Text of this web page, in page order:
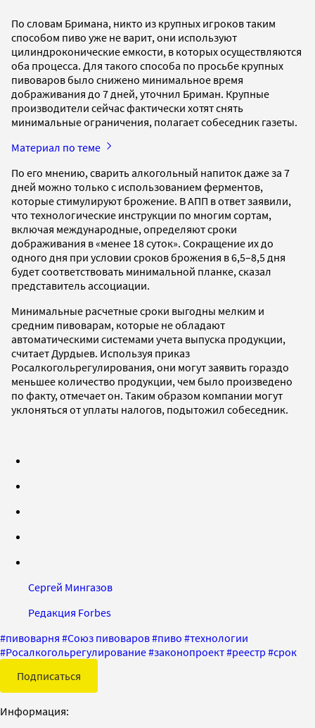
По словам Бримана, никто из крупных игроков таким
способом пиво уже не варит, они используют
цилиндроконические емкости, в которых осуществляются
оба процесса. Для такого способа по просьбе крупных
пивоваров было снижено минимальное время
дображивания до 7 дней, уточнил Бриман. Крупные
производители сейчас фактически хотят снять
минимальные ограничения, полагает собеседник газеты.
Материал по теме
По его мнению, сварить алкогольный напиток даже за 7
дней можно только с использованием ферментов,
которые стимулируют брожение. В АПП в ответ заявили,
что технологические инструкции по многим сортам,
включая международные, определяют сроки
дображивания в «менее 18 суток». Сокращение их до
одного дня при условии сроков брожения в 6,5–8,5 дня
будет соответствовать минимальной планке, сказал
представитель ассоциации.
Минимальные расчетные сроки выгодны мелким и
средним пивоварам, которые не обладают
автоматическими системами учета выпуска продукции,
считает Дурдыев. Используя приказ
Росалкогольрегулирования, они могут заявить гораздо
меньшее количество продукции, чем было произведено
по факту, отмечает он. Таким образом компании могут
уклоняться от уплаты налогов, подытожил собеседник.
Сергей Мингазов
Редакция Forbes
#пивоварня #Союз пивоваров#пиво #технологии
#Росалкогольрегулирование#законопроект#реестр #срок
Подписаться
Информация: